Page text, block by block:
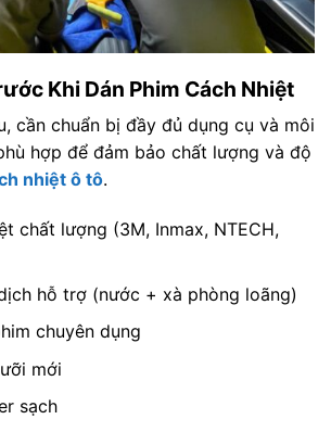
Khi Dán Phim Cách Nhiệt
cần chuẩn bị đầy đủ dụng cụ và môi
hợp để đảm bảo chất lượng và độ
nhiệt ô tô.
chất lượng (3M, Inmax, NTECH,
hỗ trợ (nước + xà phòng loãng)
chuyên dụng
mới
sạch